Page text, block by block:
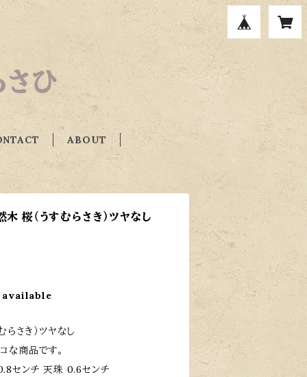
ひ
ABOUT
木 桜（うすむらさき）ツヤなし
らさき）ツヤなし
な商品です。
センチ 天珠 0.6センチ